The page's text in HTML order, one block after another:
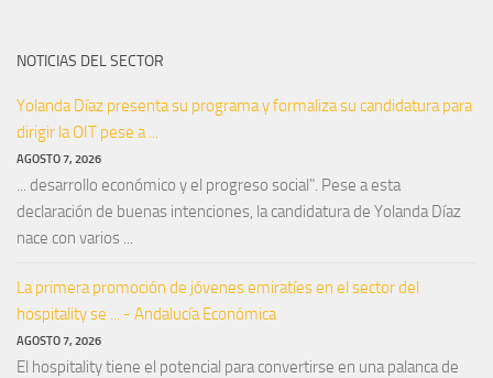
NOTICIAS DEL SECTOR
Yolanda Díaz presenta su programa y formaliza su candidatura para
dirigir la OIT pese a ...
AGOSTO 7, 2026
... desarrollo económico y el progreso social". Pese a esta
declaración de buenas intenciones, la candidatura de Yolanda Díaz
nace con varios ...
La primera promoción de jóvenes emiratíes en el sector del
hospitality se ... - Andalucía Económica
AGOSTO 7, 2026
El hospitality tiene el potencial para convertirse en una palanca de